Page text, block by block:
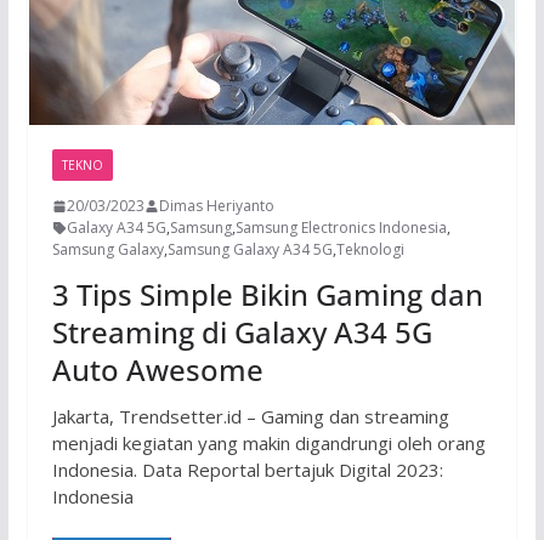
TEKNO
20/03/2023
Dimas Heriyanto
Galaxy A34 5G,Samsung,Samsung Electronics Indonesia,
Samsung Galaxy,Samsung Galaxy A34 5G,Teknologi
3 Tips Simple Bikin Gaming dan
Streaming di Galaxy A34 5G
Auto Awesome
Jakarta, Trendsetter.id – Gaming dan streaming
menjadi kegiatan yang makin digandrungi oleh orang
Indonesia. Data Reportal bertajuk Digital 2023:
Indonesia